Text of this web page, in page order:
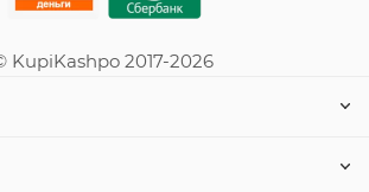
KupiKashpo 2017-2026